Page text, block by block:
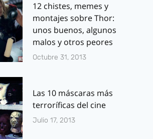
12 chistes, memes y
montajes sobre Thor:
unos buenos, algunos
malos y otros peores
Octubre 31, 2013
Las 10 máscaras más
terroríficas del cine
Julio 17, 2013